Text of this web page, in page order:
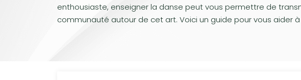
enthousiaste, enseigner la danse peut vous permettre de
communauté autour de cet art. Voici un guide pour vous aider